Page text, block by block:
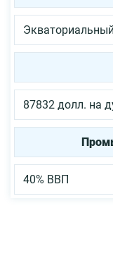
Экваториальный
87832 долл. на
40% ВВП